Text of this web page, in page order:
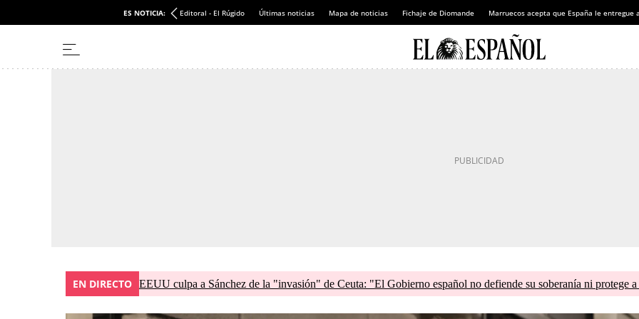
ES NOTICIA: Editoral - El Rúgido Últimas noticias Mapa de noticias Fichaje de Diomande Marruecos acepta que España le entregue
EN DIRECTO EEUU culpa a Sánchez de la "invasión" de Ceuta: "El Gobierno español no defiende su soberanía ni protege